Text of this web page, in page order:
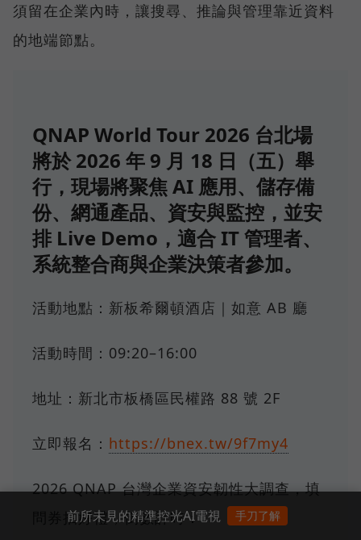
須留在企業內時，讓搜尋、推論與管理靠近資料
的地端節點。
QNAP World Tour 2026 台北場
將於 2026 年 9 月 18 日（五）舉
行，現場將聚焦 AI 應用、儲存備
份、網通產品、資安與監控，並安
排 Live Demo，適合 IT 管理者、
系統整合商與企業決策者參加。
活動地點：新板希爾頓酒店｜如意 AB 廳
活動時間：09:20–16:00
地址：新北市板橋區民權路 88 號 2F
立即報名： https://bnex.tw/9f7my4
2026 QNAP 台灣企業資安韌性大調查，填
問券抽好禮，倒數計時：
前所未見的精準控光AI電視 手刀了解